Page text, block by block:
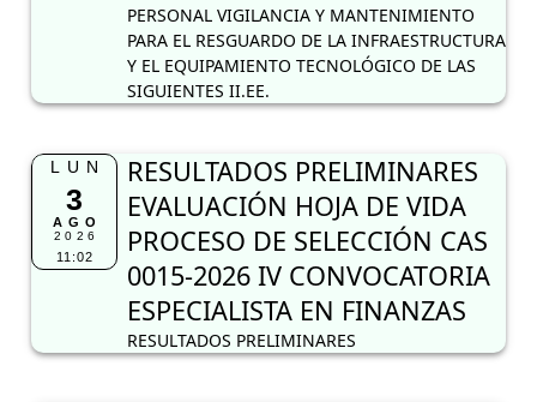
PERSONAL VIGILANCIA Y MANTENIMIENTO
PARA EL RESGUARDO DE LA INFRAESTRUCTURA
Y EL EQUIPAMIENTO TECNOLÓGICO DE LAS
SIGUIENTES II.EE.
LUN
3
AGO
2026
11:02
RESULTADOS PRELIMINARES
EVALUACIÓN HOJA DE VIDA
PROCESO DE SELECCIÓN CAS
0015-2026 IV CONVOCATORIA
ESPECIALISTA EN FINANZAS
RESULTADOS PRELIMINARES